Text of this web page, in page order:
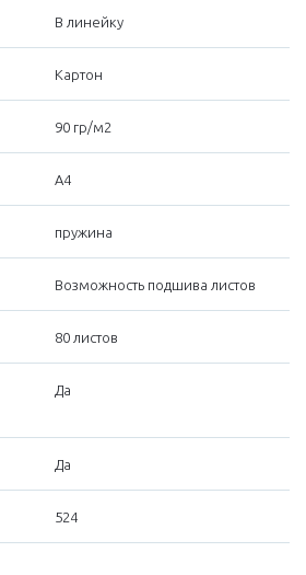
В линейку
Картон
90 гр/м2
А4
пружина
Возможность подшива листов
80 листов
Да
Да
524